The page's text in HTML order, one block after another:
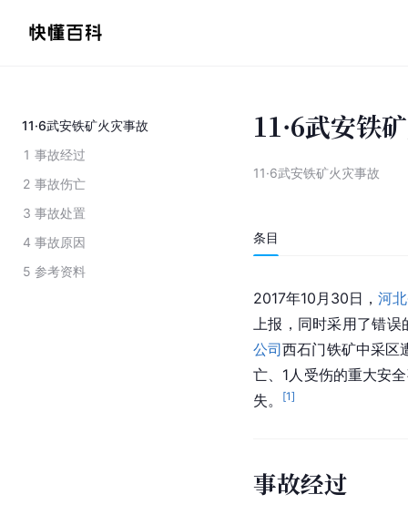
11·6武安铁矿火灾事故
1 事故经过
2 事故伤亡
3 事故处置
4 事故原因
5 参考资料
11·6武安铁
11·6武安铁矿火灾事故
条目
2017年10月30日，河
上报，同时采用了错
公司西石门铁矿中采区
亡、1人受伤的重大安
失。
[1]
事故经过